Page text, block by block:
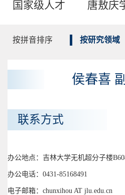
国家级人才 唐敖庆
按拼音排序 按研究领域
侯春喜
联系方式
办公地点：吉林大学无机超分子楼
办公电话：0431-85168491
电子邮箱：chunxihou AT jlu.edu.cn